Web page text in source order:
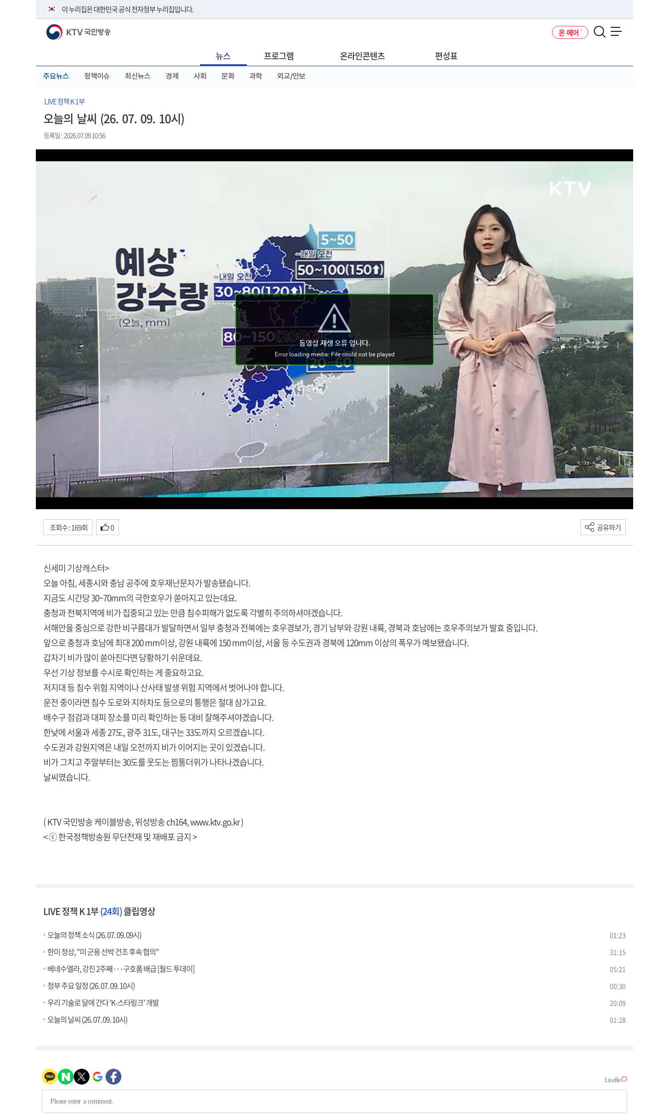
이 누리집은 대한민국 공식 전자정부 누리집입니다.
공식 누리집 주소 확인하기
이밖에 or.kr 또는 .kr등 다른 도메인 주소를 사용하고 있다면 아래 URL에서 도메인 주소를 확인해 보세요
KTV 국민방송 온 에어
뉴스 프로그램 온라인콘텐츠 편성표
주요뉴스 정책이슈 최신뉴스 경제 사회 문화 과학 외교/안보
LIVE 정책 K 1부
오늘의 날씨 (26. 07. 09. 10시)
등록일 : 2026.07.09 10:56
조회수 : 169회 0 공유하기
신세미 기상캐스터>
오늘 아침, 세종시와 충남 공주에 호우재난문자가 발송됐습니다.
지금도 시간당 30~70mm의 극한호우가 쏟아지고 있는데요.
충청과 전북지역에 비가 집중되고 있는 만큼 침수피해가 없도록 각별히 주의하셔야겠습니다.
서해안을 중심으로 강한 비구름대가 발달하면서 일부 충청과 전북에는 호우경보가, 경기 남부와 강원 내륙, 경북과 호남에는 호우주의보가 발효 중입니다.
앞으로 충청과 호남에 최대 200 mm이상, 강원 내륙에 150 mm이상, 서울 등 수도권과 경북에 120mm 이상의 폭우가 예보됐습니다.
갑자기 비가 많이 쏟아진다면 당황하기 쉬운데요.
우선 기상 정보를 수시로 확인하는 게 중요하고요.
저지대 등 침수 위험 지역이나 산사태 발생 위험 지역에서 벗어나야 합니다.
운전 중이라면 침수 도로와 지하차도 등으로의 통행은 절대 삼가고요.
배수구 점검과 대피 장소를 미리 확인하는 등 대비 잘해주셔야겠습니다.
한낮에 서울과 세종 27도, 광주 31도, 대구는 33도까지 오르겠습니다.
수도권과 강원지역은 내일 오전까지 비가 이어지는 곳이 있겠습니다.
비가 그치고 주말부터는 30도를 웃도는 찜통더위가 나타나겠습니다.
날씨였습니다.
( KTV 국민방송 케이블방송, 위성방송 ch164,www.ktv.go.kr)
< ⓒ 한국정책방송원 무단전재 및 재배포 금지 >
LIVE 정책 K 1부(24회)클립영상
오늘의 정책 소식 (26. 07. 09. 09시) 01:23
한미 정상, "미 군용 선박 건조 후속 협의" 31:15
베네수엘라, 강진 2주째···구호품 배급 [월드 투데이] 05:21
정부 주요 일정 (26. 07. 09. 10시) 00:30
우리 기술로 달에 간다 'K-스타링크' 개발 20:09
오늘의 날씨 (26. 07. 09. 10시) 01:28